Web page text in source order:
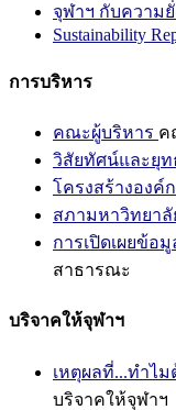
จุฬาฯ กับความ
Sustainability
การบริหาร
คณะผู้บริหาร ค
วิสัยทัศน์และยุท
โครงสร้างองค์
สภามหาวิทยาลั
การเปิดเผยข้อ
สาธารณะ
บริจาคให้จุฬาฯ
เหตุผลที่...ทำไ
บริจาคให้จุฬาฯ